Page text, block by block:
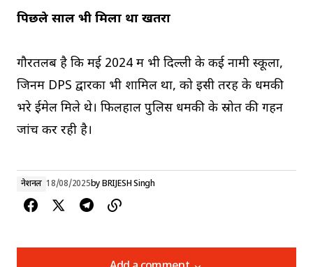
पिछले साल भी मिला था खतरा
गौरतलब है कि मई 2024 में भी दिल्ली के कई नामी स्कूलों,
जिनमें DPS द्वारका भी शामिल था, को इसी तरह के धमकी
भरे ईमेल मिले थे। फिलहाल पुलिस धमकी के स्रोत की गहन
जांच कर रही है।
नेशनल 18/08/2025byBRIJESH Singh